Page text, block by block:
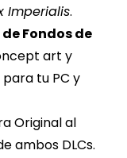
Imperialis.
Fondos de
art y
tu PC y
Original al
ambos DLCs.